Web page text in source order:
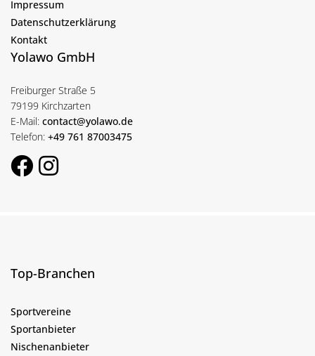
Impressum
Datenschutzerklärung
Kontakt
Yolawo GmbH
Freiburger Straße 5
79199 Kirchzarten
E-Mail: contact@yolawo.de
Telefon: +49 761 87003475
Top-Branchen
Sportvereine
Sportanbieter
Nischenanbieter